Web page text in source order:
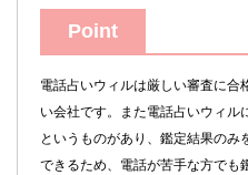
Point
電話占いウィルは厳しい審査に合
い会社です。また電話占いウィル
というものがあり、鑑定結果の
できるため、電話が苦手な方でも